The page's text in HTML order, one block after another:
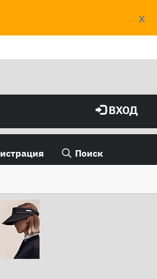
X
ВХОД
Поиск